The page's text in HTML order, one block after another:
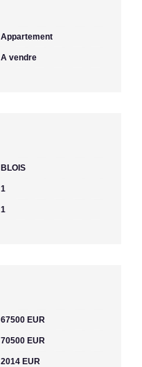
Appartement
A vendre
BLOIS
1
1
67500 EUR
70500 EUR
2014 EUR